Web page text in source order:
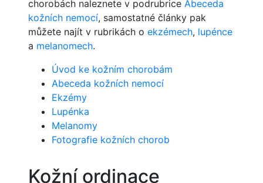
chorobách naleznete v podrubrice Abeceda
kožních nemocí, samostatné články pak
můžete najít v rubrikách o ekzémech, lupénce
a melanomech.
Úvod ke kožním chorobám
Abeceda kožních nemocí
Ekzémy
Lupénka
Melanomy
Fotografie kožních chorob
Kožní ordinace